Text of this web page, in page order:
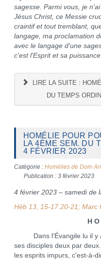
sagesse. Parmi vous, je
Jésus Christ, ce Messie
craintif et tout tremblant,
langage, ma proclamation
avec le langage d'une
c'est l'Esprit et sa
LIRE LA SUITE :
DU TEMPS
HOMÉLIE POUR
LA 4ÈME SEM. DU
4 FÉVRIER 2023
Catégorie : Homélies de Dom
Publication : 3 février 2023
4 février 2023 – samedi de
Héb 13, 15-17.20-21; Marc
H
Dans l'Évangile lu il y a
ses disciples deux par
les esprits impurs, c'est-à-